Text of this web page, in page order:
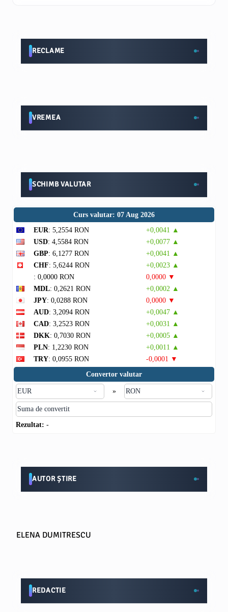
RECLAME
VREMEA
SCHIMB VALUTAR
Curs valutar: 07 Aug 2026
EUR: 5,2554 RON
+0,0041 ▲
USD: 4,5584 RON
+0,0077 ▲
GBP: 6,1277 RON
+0,0041 ▲
CHF: 5,6244 RON
+0,0023 ▲
: 0,0000 RON
0,0000 ▼
MDL: 0,2621 RON
+0,0002 ▲
JPY: 0,0288 RON
0,0000 ▼
AUD: 3,2094 RON
+0,0047 ▲
CAD: 3,2523 RON
+0,0031 ▲
DKK: 0,7030 RON
+0,0005 ▲
PLN: 1,2230 RON
+0,0011 ▲
TRY: 0,0955 RON
-0,0001 ▼
Convertor valutar
»
Rezultat: -
AUTOR ȘTIRE
ELENA DUMITRESCU
REDACTIE